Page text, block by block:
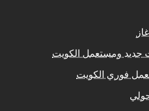
جديد ومستعمل الكويت
فوري الكويت